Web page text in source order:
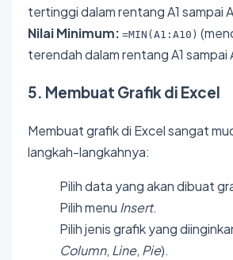
tertinggi dalam rentang A1 sampai
Nilai Minimum: =MIN(A1:A10)
terendah dalam rentang A1 sampai
5. Membuat Grafik di Excel
Membuat grafik di Excel sangat
langkah-langkahnya:
Pilih data yang akan dibuat
Pilih menu Insert.
Pilih jenis grafik yang
Column, Line, Pie).